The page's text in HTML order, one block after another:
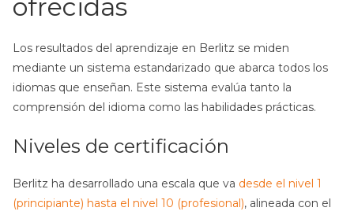
ofrecidas
Los resultados del aprendizaje en Berlitz se miden
mediante un sistema estandarizado que abarca todos los
idiomas que enseñan. Este sistema evalúa tanto la
comprensión del idioma como las habilidades prácticas.
Niveles de certificación
Berlitz ha desarrollado una escala que va desde el nivel 1
(principiante) hasta el nivel 10 (profesional), alineada con el